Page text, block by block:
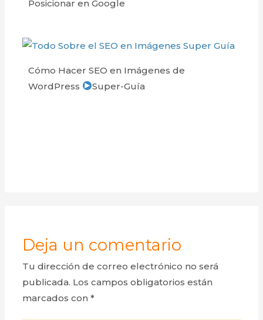
Posicionar en Google
Cómo Hacer SEO en Imágenes de
WordPress
Super-Guía
Deja un comentario
Tu dirección de correo electrónico no será
publicada. Los campos obligatorios están
marcados con*